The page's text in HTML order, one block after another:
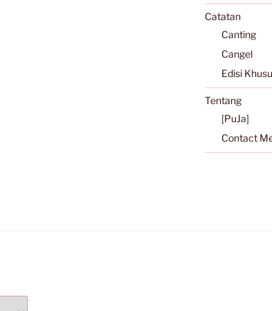
Catatan
Canting
Cangel
Edisi
Tentang
[PuJa]
Contact